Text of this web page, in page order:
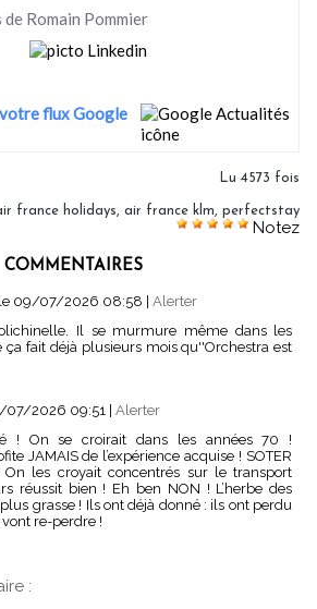
Romain Pommier
flux Google
Lu 4573 fois
france holidays, air france klm, perfectstay
Notez
COMMENTAIRES
le 09/07/2026 08:58
Alerter
Il se murmure même dans les
ça fait déjà plusieurs mois qu''Orchestra est
07/2026 09:51
Alerter
! On se croirait dans les années 70 !
JAMAIS de l’expérience acquise ! SOTER
On les croyait concentrés sur le transport
réussit bien ! Eh ben NON ! L’herbe des
grasse ! Ils ont déjà donné : ils ont perdu
re-perdre !
: